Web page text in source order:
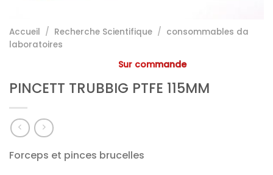
d’envies
Accueil / Recherche Scientifique / consommables da
laboratoires
Sur commande
PINCETT TRUBBIG PTFE 115MM
Forceps et pinces brucelles